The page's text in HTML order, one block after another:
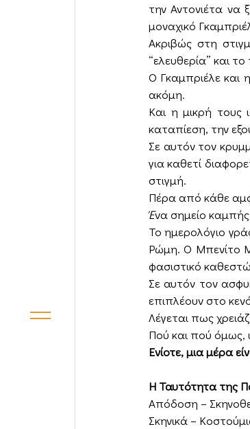
την Αντονιέτα να
μοναχικό
Ακριβώς στη
“ελευθερία” και
Ο Γκαμπριέλε και
ακόμη.
Και η μικρή τους
καταπίεση, την
Σε αυτόν τον
για καθετί
στιγμή.
Πέρα από κάθε
Ένα σημείο
Το ημερολόγιο
Ρώμη. Ο Μπενίτο
φασιστικό
Σε αυτόν τον
επιπλέουν στο
Λέγεται πως
Πού και πού όμως,
Ενίοτε, μια μέρα
Η Ταυτότητα της
Απόδοση –
Σκηνικά –